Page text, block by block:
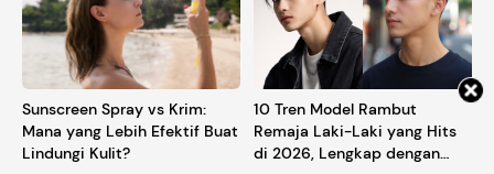
Sunscreen Spray vs Krim:
Mana yang Lebih Efektif Buat
Lindungi Kulit?
10 Tren Model Rambut
Remaja Laki-Laki yang Hits
di 2026, Lengkap dengan